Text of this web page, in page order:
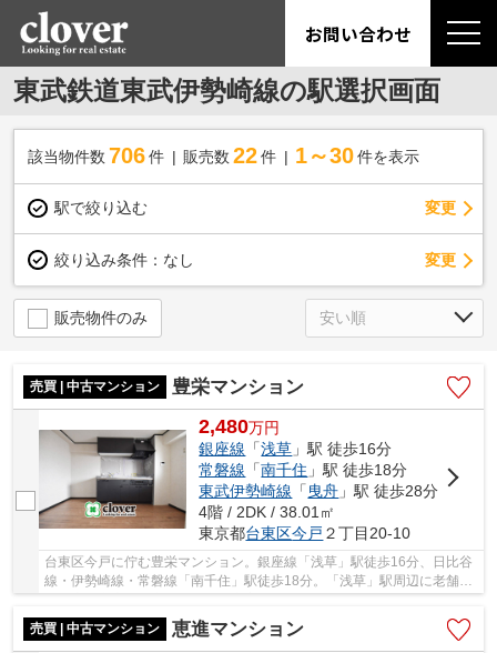
お問い合わせ
東武鉄道東武伊勢崎線の駅選択画面
該当物件数 706件 販売数 22 件 1～30 件を表示
駅で絞り込む 変更
絞り込み条件： なし 変更
販売物件のみ
売買 | 中古マンション 豊栄マンション
2,480万円
銀座線 「浅草 」駅 徒歩16分
常磐線 「南千住 」駅 徒歩18分
東武伊勢崎線 「 曳舟 」駅 徒歩28分
4階 / 2DK / 38.01㎡
東京都台東区今戸 ２丁目20-10
台東区今戸に佇む豊栄マンション。銀座線「浅草」駅徒歩16分、日比谷
線・伊勢崎線・常磐線「南千住」駅徒歩18分。「浅草」駅周辺に老舗の
飲食店や商店街、商業施設等が充実しており、...
売買 | 中古マンション
恵進マンション